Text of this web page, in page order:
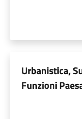
Urbanistica,
Funzioni